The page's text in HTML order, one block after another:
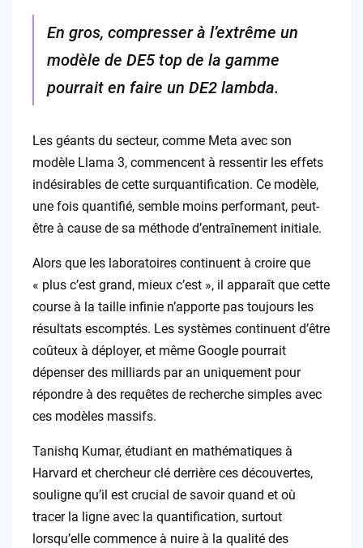
En gros, compresser à l’extrême un
modèle de DE5 top de la gamme
pourrait en faire un DE2 lambda.
Les géants du secteur, comme Meta avec son
modèle Llama 3, commencent à ressentir les effets
indésirables de cette surquantification. Ce modèle,
une fois quantifié, semble moins performant, peut-
être à cause de sa méthode d’entraînement initiale.
Alors que les laboratoires continuent à croire que
« plus c’est grand, mieux c’est », il apparaît que cette
course à la taille infinie n’apporte pas toujours les
résultats escomptés. Les systèmes continuent d’être
coûteux à déployer, et même Google pourrait
dépenser des milliards par an uniquement pour
répondre à des requêtes de recherche simples avec
ces modèles massifs.
Tanishq Kumar, étudiant en mathématiques à
Harvard et chercheur clé derrière ces découvertes,
souligne qu’il est crucial de savoir quand et où
tracer la ligne avec la quantification, surtout
lorsqu’elle commence à nuire à la qualité des